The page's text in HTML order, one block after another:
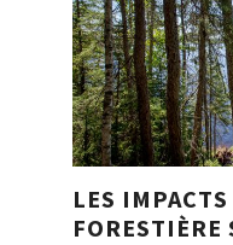
LES
FORESTIÈRE